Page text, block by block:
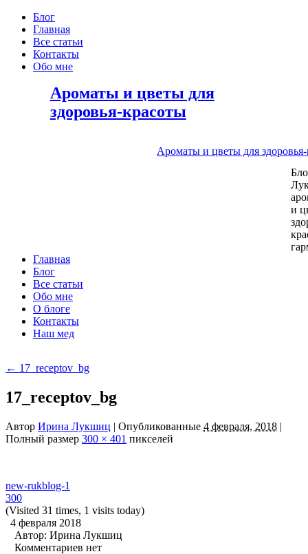
Блог
Главная
Все статьи
Контакты
Обо мне
Ароматы и цветы для
здоровья-красоты
Ароматы и цветы для
и
Главная
Блог
Все статьи
Обо мне
О блоге
Контакты
Наш мед
← 17_receptov_bg
17_receptov_bg
Автор Ирина Лукшиц | Опубликованные 4 февраля, 2018 |
Полный размер 300 × 401 пикселей
new-rukblog-1
300
(Visited 31 times, 1 visits today)
4 февраля 2018
Автор: Ирина Лукшиц
Комментариев нет